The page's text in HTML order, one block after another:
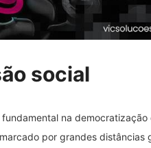
social
na democratização
por grandes distâncias